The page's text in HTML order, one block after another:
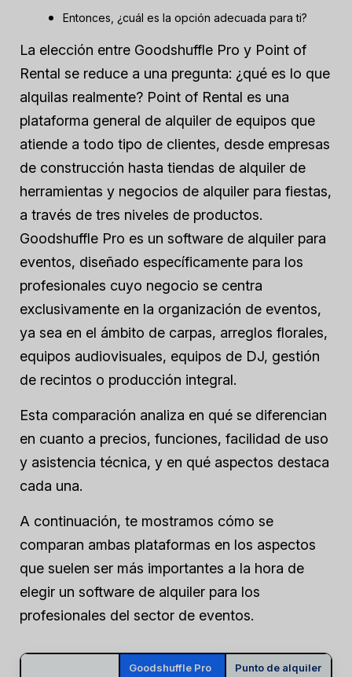
Entonces, ¿cuál es la opción adecuada para ti?
La elección entre Goodshuffle Pro y Point of
Rental se reduce a una pregunta: ¿qué es lo que
alquilas realmente? Point of Rental es una
plataforma general de alquiler de equipos que
atiende a todo tipo de clientes, desde empresas
de construcción hasta tiendas de alquiler de
herramientas y negocios de alquiler para fiestas,
a través de tres niveles de productos.
Goodshuffle Pro es un software de alquiler para
eventos, diseñado específicamente para los
profesionales cuyo negocio se centra
exclusivamente en la organización de eventos,
ya sea en el ámbito de carpas, arreglos florales,
equipos audiovisuales, equipos de DJ, gestión
de recintos o producción integral.
Esta comparación analiza en qué se diferencian
en cuanto a precios, funciones, facilidad de uso
y asistencia técnica, y en qué aspectos destaca
cada una.
A continuación, te mostramos cómo se
comparan ambas plataformas en los aspectos
que suelen ser más importantes a la hora de
elegir un software de alquiler para los
profesionales del sector de eventos.
Goodshuffle Pro Punto de alquiler